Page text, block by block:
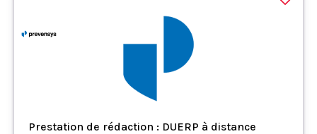
Prestation de rédaction : DUERP à distance